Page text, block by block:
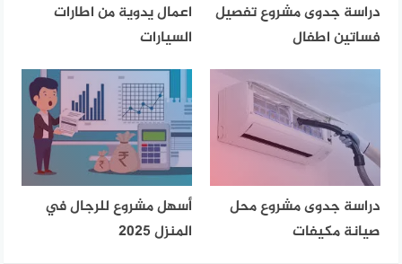
دراسة جدوى مشروع تفصيل
فساتين اطفال
اعمال يدوية من اطارات
السيارات
دراسة جدوى مشروع محل
صيانة مكيفات
أسهل مشروع للرجال في
المنزل 2025